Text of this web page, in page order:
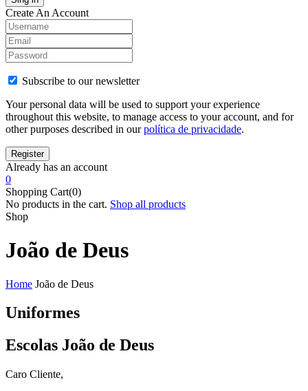
Create An Account
Subscribe to our newsletter
Your personal data will be used to support your experience
throughout this website, to manage access to your account, and for
other purposes described in ourpolítica de privacidade.
Already has an account
0
Shopping Cart(0)
No products in the cart. Shop all products
Shop
João de Deus
Home João de Deus
Uniformes
Escolas João de Deus
Caro Cliente,